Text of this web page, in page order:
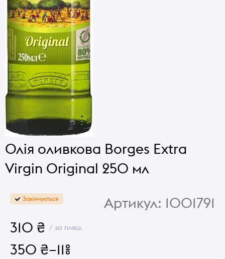
Олія оливкова Borges Extra
Virgin Original 250 мл
Закінчується Артикул: 1001791
310 ₴ / за пляш.
350 ₴–11%